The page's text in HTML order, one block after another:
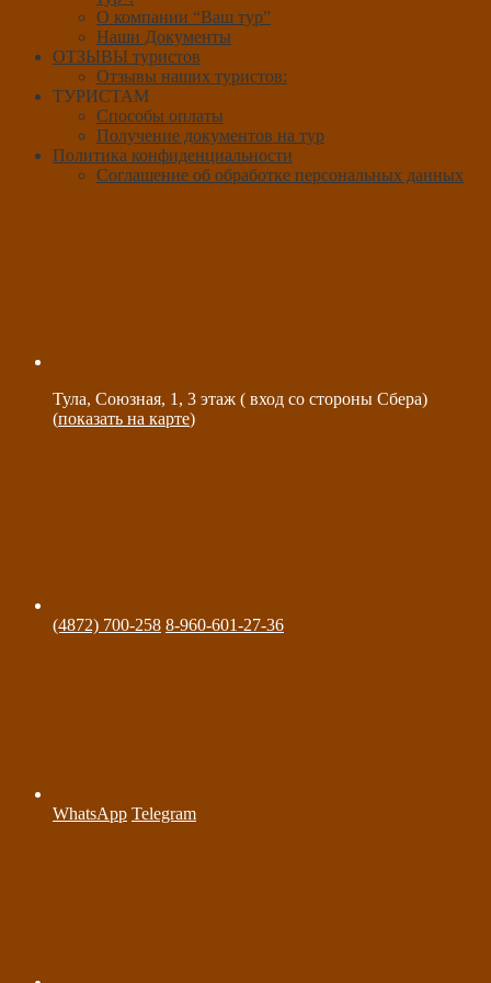
О компании “Ваш тур”
Наши Документы
ОТЗЫВЫ туристов
Отзывы наших туристов:
ТУРИСТАМ
Способы оплаты
Получение документов на тур
Политика конфиденциальности
Соглашение об обработке персональных данных
Тула, Союзная, 1, 3 этаж ( вход со стороны Сбера)
(показать на карте)
(4872) 700-258 8-960-601-27-36
WhatsApp Telegram